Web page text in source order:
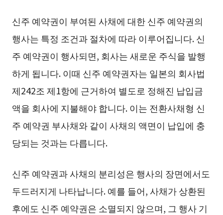
신주 예약권이 부여된 사채에 대한 신주 예약권의
행사는 특정 조건과 절차에 따라 이루어집니다. 신
주 예약권이 행사되면, 회사는 새로운 주식을 발행
하게 됩니다. 이때 신주 예약권자는 일본의 회사법
제242조 제1항에 근거하여 별도로 정해진 납입금
액을 회사에 지불해야 합니다. 이는 전환사채형 신
주 예약권 부사채와 같이 사채의 액면이 납입에 충
당되는 것과는 다릅니다.
신주 예약권과 사채의 분리성은 행사의 장면에서도
두드러지게 나타납니다. 예를 들어, 사채가 상환된
후에도 신주 예약권은 소멸되지 않으며, 그 행사 기